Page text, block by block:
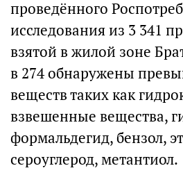
проведённого
исследования из 3 341
взятой в жилой зоне
в 274 обнаружены
веществ таких как
взвешенные вещества,
формальдегид, бензол,
сероуглерод, метантиол.